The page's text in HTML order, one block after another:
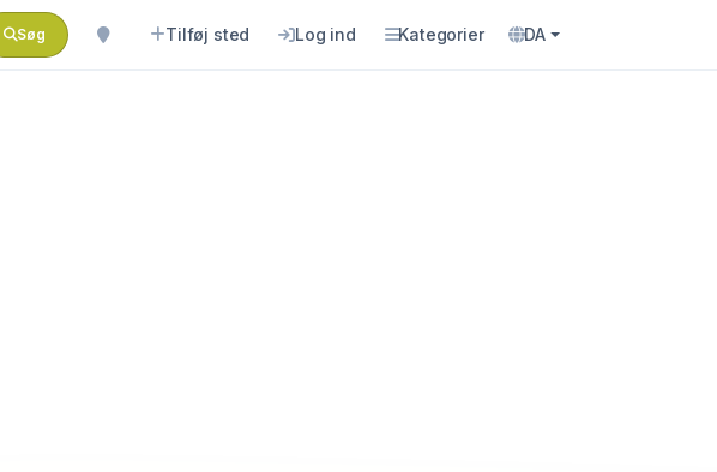
Søg Tilføj sted Log ind Kategorier DA